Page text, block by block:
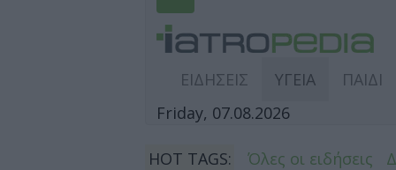
ΕΙΔΗΣΕΙΣ ΥΓΕΙΑ ΠΑΙΔΙ
Friday, 07.08.2026
HOT TAGS: Όλες οι ειδήσεις